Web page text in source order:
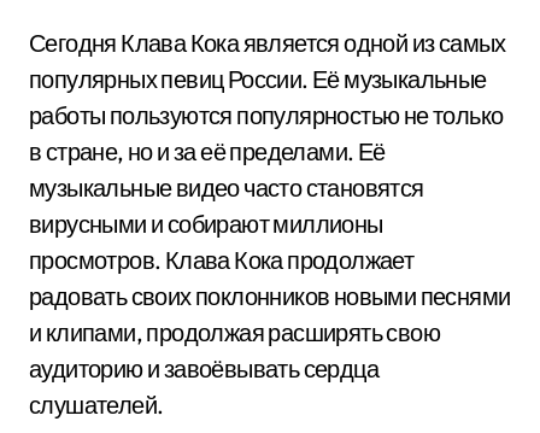
Сегодня Клава Кока является одной из самых
популярных певиц России. Её музыкальные
работы пользуются популярностью не только
в стране, но и за её пределами. Её
музыкальные видео часто становятся
вирусными и собирают миллионы
просмотров. Клава Кока продолжает
радовать своих поклонников новыми песнями
и клипами, продолжая расширять свою
аудиторию и завоёвывать сердца
слушателей.